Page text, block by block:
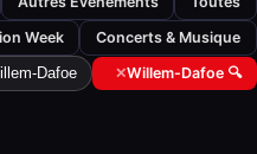
Concerts & Musique
Week
🔍 Willem-Dafoe
✕